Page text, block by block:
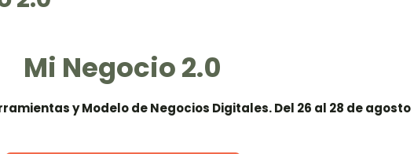
Mi Negocio 2.0
y Modelo de Negocios Digitales.Del 26 al 28 de agosto